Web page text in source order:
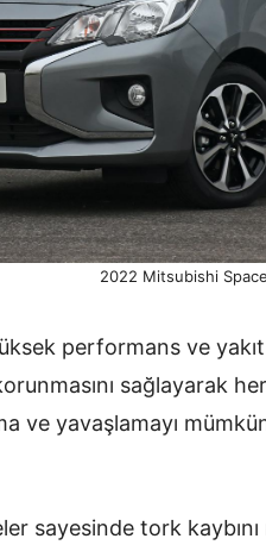
2022 Mitsubishi
performans ve
sağlayarak
ve yavaşlamayı
sayesinde tork